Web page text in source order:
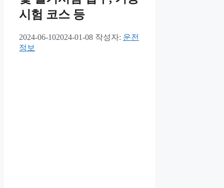
시험 코스 등
2024-06-102024-01-08 작성자: 운전
정보